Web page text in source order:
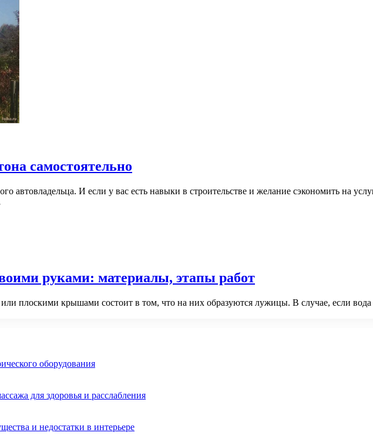
самостоятельно
автовладельца. И если у вас есть навыки в строительстве и желание сэкономить на
руками: материалы, этапы работ
плоскими крышами состоит в том, что на них образуются лужицы. В случае, если вода
оборудования
для здоровья и расслабления
и недостатки в интерьере